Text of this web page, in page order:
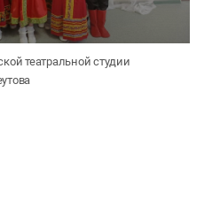
театральной студии